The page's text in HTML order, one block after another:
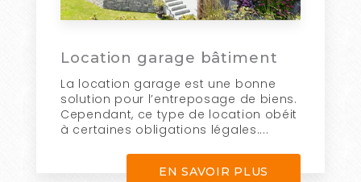
Location garage bâtiment
La location garage est une bonne
solution pour l’entreposage de biens.
Cependant, ce type de location obéit
à certaines obligations légales....
EN SAVOIR PLUS